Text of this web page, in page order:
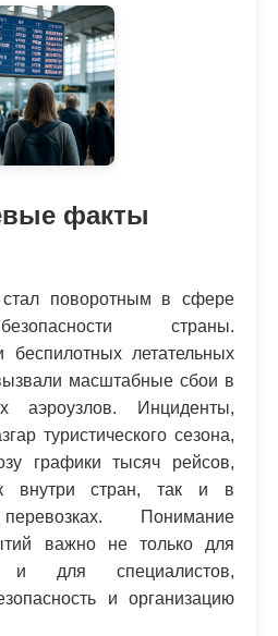
факты
поворотным в сфере
страны.
беспилотных летательных
масштабные сбои в
аэроузлов. Инциденты,
туристического сезона,
графики тысяч рейсов,
внутри стран, так и в
Понимание
важно не только для
и для специалистов,
и организацию